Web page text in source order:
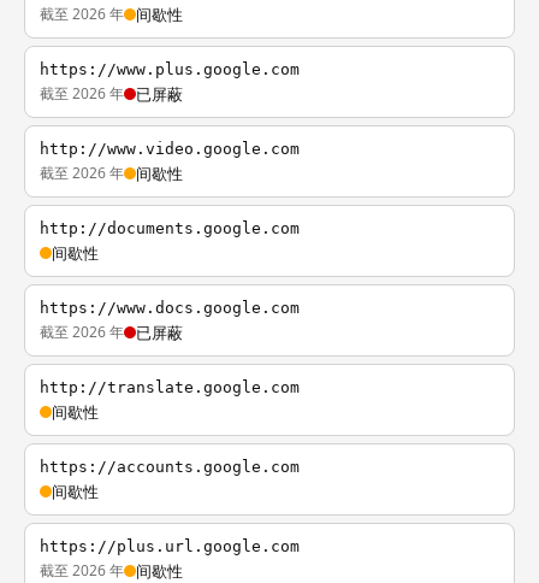
截至 2026 年 间歇性
https://www.plus.google.com
截至 2026 年 已屏蔽
http://www.video.google.com
截至 2026 年 间歇性
http://documents.google.com
间歇性
https://www.docs.google.com
截至 2026 年 已屏蔽
http://translate.google.com
间歇性
https://accounts.google.com
间歇性
https://plus.url.google.com
截至 2026 年 间歇性